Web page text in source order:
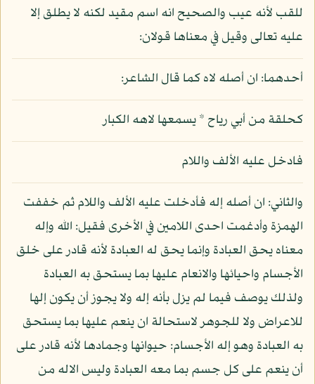
للقب لأنه عيب والصحيح انه اسم مقيد لكنه لا يطلق إلا
عليه تعالى وقيل في معناها قولان:
أحدهما: ان أصله لاه كما قال الشاعر:
كحلقة من أبي رياح * يسمعها لاهه الكبار
فادخل عليه الألف واللام
والثاني: ان أصله إله فأدخلت عليه الألف واللام ثم خففت
الهمزة وأدغمت احدى اللامين في الأخرى فقيل: الله وإله
معناه يحق العبادة وإنما يحق له العبادة لأنه قادر على خلق
الأجسام واحيائها والانعام عليها بما يستحق به العبادة
ولذلك يوصف فيما لم يزل بأنه إله ولا يجوز أن يكون إلها
للاعراض ولا للجوهر لاستحالة ان ينعم عليها بما يستحق
به العبادة وهو إله الأجسام: حيوانها وجمادها لأنه قادر على
أن ينعم على كل جسم بما معه العبادة وليس الاله من